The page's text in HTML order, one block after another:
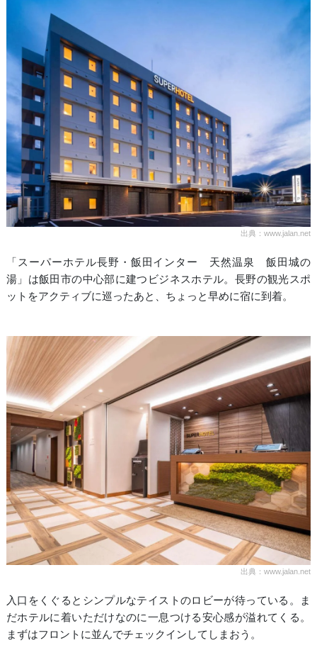
出典：www.jalan.net
「スーパーホテル長野・飯田インター 天然温泉 飯田城の
湯」は飯田市の中心部に建つビジネスホテル。長野の観光スポ
ットをアクティブに巡ったあと、ちょっと早めに宿に到着。
出典：www.jalan.net
入口をくぐるとシンプルなテイストのロビーが待っている。ま
だホテルに着いただけなのに一息つける安心感が溢れてくる。
まずはフロントに並んでチェックインしてしまおう。